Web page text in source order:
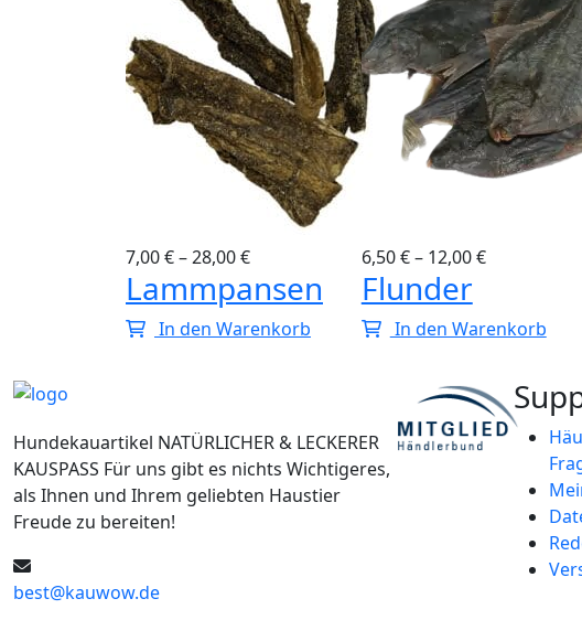
7,00€–28,00€
Lammpansen
In den Warenkorb
6,50€– 12,00€
Flunder
In den Warenkorb
Hundekauartikel NATÜRLICHER & LECKERER
KAUSPASS Für uns gibt es nichts Wichtigeres,
als Ihnen und Ihrem geliebten Haustier
Freude zu bereiten!
best@kauwow.de